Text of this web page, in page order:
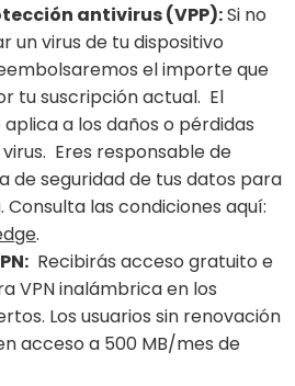
antivirus (VPP):Si no
un virus de tu dispositivo
el importe que
tu suscripción actual. El
a los daños o pérdidas
Eres responsable de
de seguridad de tus datos para
Consulta las condiciones aquí:
.
Recibirás acceso gratuito e
VPN inalámbrica en los
Los usuarios sin renovación
acceso a 500 MB/mes de